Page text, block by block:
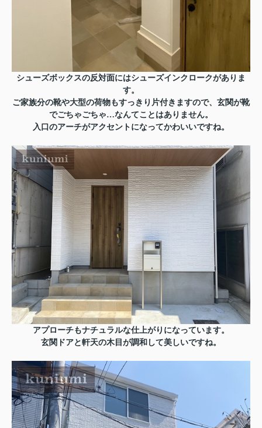
シューズボックスの反対面にはシューズインクロークがありま
す。
ご家族分の靴や大型の荷物もすっきり片付きますので、玄関が靴
でごちゃごちゃ…なんてことはありません。
入口のアーチがアクセントになってかわいいですね。
アプローチもナチュラルな仕上がりになっています。
玄関ドアと軒天の木目が調和して美しいですね。